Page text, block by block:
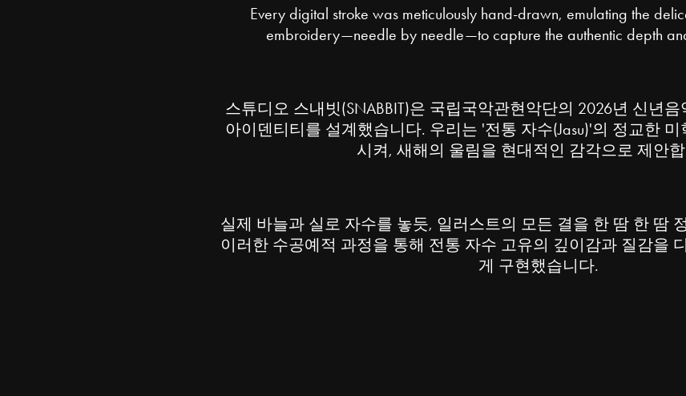
Every digital stroke was meticulously hand-drawn, emulating the
embroidery—needle by needle—to capture the authentic depth
스튜디오 스내빗(SNABBIT)은 국립국악관현악단의 2026년 신년
아이덴티티를 설계했습니다. 우리는 '전통 자수(Jasu)'의 정교한
시켜, 새해의 울림을 현대적인 감각으로 제안
실제 바늘과 실로 자수를 놓듯, 일러스트의 모든 결을 한 땀 한 땀
이러한 수공예적 과정을 통해 전통 자수 고유의 깊이감과 질감을
게 구현했습니다.